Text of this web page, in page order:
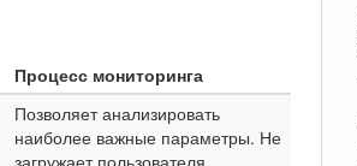
Процесс мониторинга
Позволяет анализировать
наиболее важные параметры. Не